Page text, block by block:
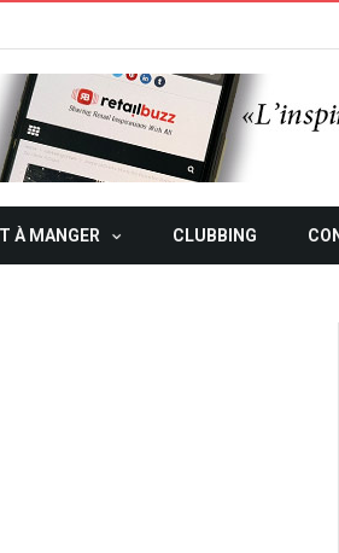
À MANGER CLUBBING